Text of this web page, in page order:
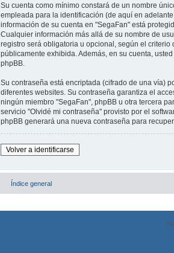
Su cuenta como mínimo constará de un nombre
empleada para la identificación (de aquí en
información de su cuenta en "SegaFan" está
Cualquier información más allá de su nombre de
registro será obligatoria u opcional, según el criterio
públicamente exhibida. Además, en su cuenta,
phpBB.
Su contraseña está encriptada (cifrado de una vía)
diferentes websites. Su contraseña garantiza el
ningún miembro "SegaFan", phpBB u otra tercera
servicio "Olvidé mi contraseña" provisto por el
phpBB generará una nueva contraseña para
Volver a identificarse
Índice general